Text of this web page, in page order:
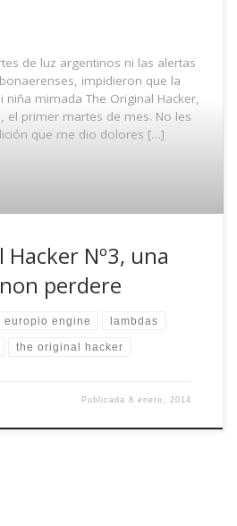
de luz argentinos ni las alertas
impidieron que la
mimada The Original Hacker,
el primer martes de mes. No les
que me dio dolores […]
Nº3, una
perdere
europio engine lambdas
the original hacker
Publicada8 enero, 2014